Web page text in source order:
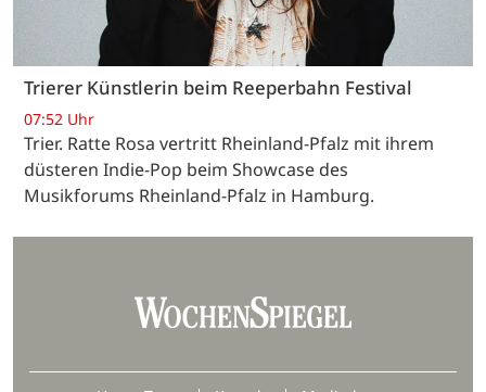
Trierer Künstlerin beim Reeperbahn Festival
07:52 Uhr
Trier. Ratte Rosa vertritt Rheinland-Pfalz mit ihrem
düsteren Indie-Pop beim Showcase des
Musikforums Rheinland-Pfalz in Hamburg.